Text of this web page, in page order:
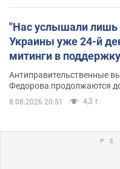
"Нас услышали лишь
Украины уже 24-й
митинги в
Антиправительственные
Федорова продолжаются
8.08.2026 20:51 4,3 т.